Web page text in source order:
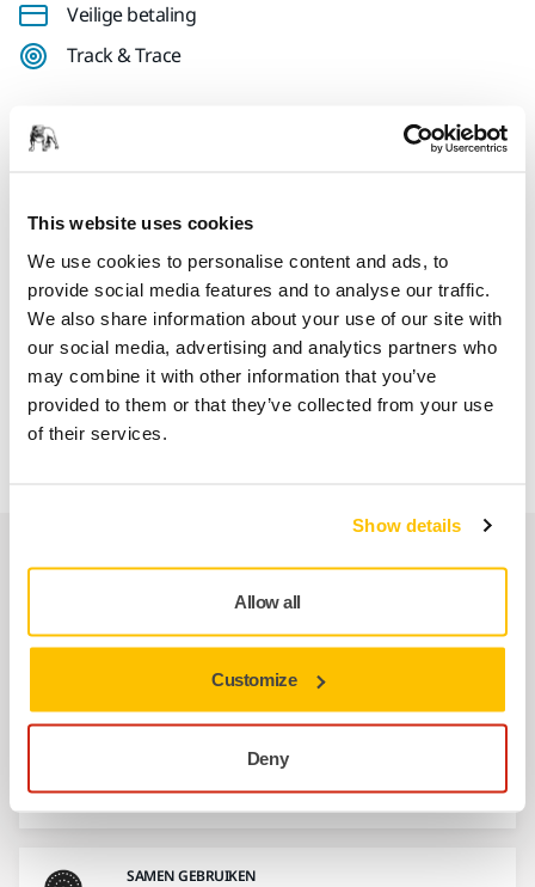
This website uses cookies
We use cookies to personalise content and ads, to
provide social media features and to analyse our traffic.
We also share information about your use of our site with
our social media, advertising and analytics partners who
may combine it with other information that you’ve
provided to them or that they’ve collected from your use
of their services.
Show details
Allow all
Customize
Deny
Veilige betaling
Track & Trace
Technische details
Padsaver voor 175 mm steunschijf. Ontworpen om de
steunschijf te beschermen tegen slijtage bij agressief en
continu schuren met netproducten. Plaats de pad saver
tussen de steunschijf en het schuurmiddel om de
levensduur van de steunschijf te verlengen. Wijzig het
regelmatig om de prestaties op peil te houden.
SAMEN GEBRUIKEN
Steunschijf Net 175mm M9 Grip 37H
voor profielschuren en toepassingen waarbij
een…
SAMEN GEBRUIKEN